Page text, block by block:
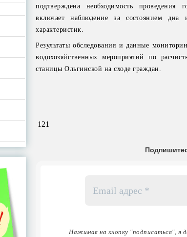
подтверждена необходимость проведения
включает наблюдение за состоянием
характеристик.
Результаты обследования и данные
водохозяйственных мероприятий по
станицы Ольгинской на сходе граждан.
121
адрес
Нажимая на кнопку "подписаться", я